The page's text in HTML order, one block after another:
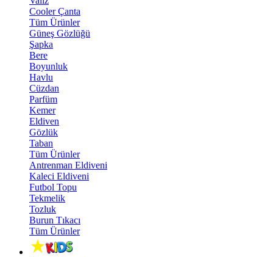
Cooler Çanta
Tüm Ürünler
Güneş Gözlüğü
Şapka
Bere
Boyunluk
Havlu
Cüzdan
Parfüm
Kemer
Eldiven
Gözlük
Taban
Tüm Ürünler
Antrenman Eldiveni
Kaleci Eldiveni
Futbol Topu
Tekmelik
Tozluk
Burun Tıkacı
Tüm Ürünler